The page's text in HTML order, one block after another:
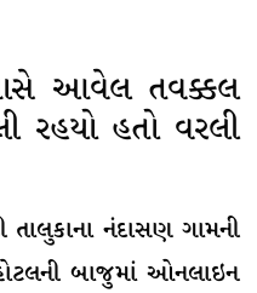
આવેલ તવક્કલ
રહયો હતો વરલી
તાલુકાના નંદાસણ ગામની
બાજુમાં ઓનલાઇન